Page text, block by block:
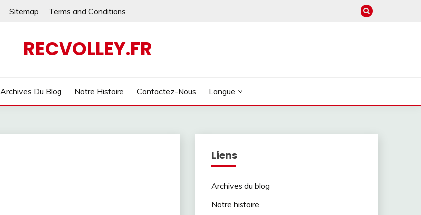
Sitemap Terms and Conditions
RECVOLLEY.FR
Archives Du Blog Notre Histoire Contactez-Nous Langue
Liens
Archives du blog
Notre histoire